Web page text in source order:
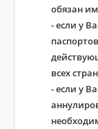
обязан
- если у
всех
- если у